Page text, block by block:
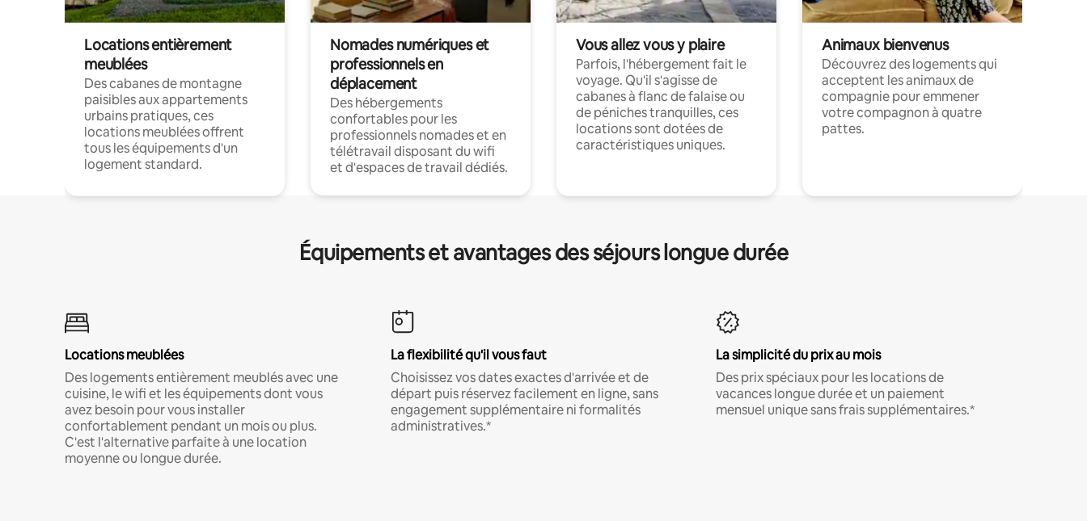
Locations entièrement
meublées
Des cabanes de montagne
paisibles aux appartements
urbains pratiques, ces
locations meublées offrent
tous les équipements d'un
logement standard.
Nomades numériques et
professionnels en
déplacement
Des hébergements
confortables pour les
professionnels nomades et en
télétravail disposant du wifi
et d'espaces de travail dédiés.
Vous allez vous y plaire
Parfois, l'hébergement fait le
voyage. Qu'il s'agisse de
cabanes à flanc de falaise ou
de péniches tranquilles, ces
locations sont dotées de
caractéristiques uniques.
Animaux bienvenus
Découvrez des logements qui
acceptent les animaux de
compagnie pour emmener
votre compagnon à quatre
pattes.
Équipements et avantages des séjours longue durée
Locations meublées
Des logements entièrement meublés avec une
cuisine, le wifi et les équipements dont vous
avez besoin pour vous installer
confortablement pendant un mois ou plus.
C'est l'alternative parfaite à une location
moyenne ou longue durée.
La flexibilité qu'il vous faut
Choisissez vos dates exactes d'arrivée et de
départ puis réservez facilement en ligne, sans
engagement supplémentaire ni formalités
administratives.*
La simplicité du prix au mois
Des prix spéciaux pour les locations de
vacances longue durée et un paiement
mensuel unique sans frais supplémentaires.*